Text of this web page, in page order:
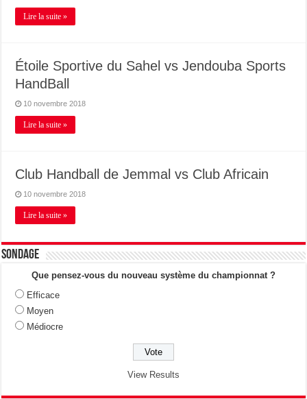
Lire la suite »
Étoile Sportive du Sahel vs Jendouba Sports
HandBall
10 novembre 2018
Lire la suite »
Club Handball de Jemmal vs Club Africain
10 novembre 2018
Lire la suite »
Sondage
Que pensez-vous du nouveau système du championnat ?
Efficace
Moyen
Médiocre
View Results